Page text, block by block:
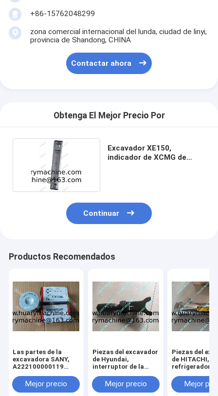
+86-15762048299
zona comercial internacional del lunda, ciudad de linyi,
provincia de Shandong, CHINA
Contactar ahora
Obtenga El Mejor Precio Por
Excavador XE150,
indicador de XCMG de
Continuar
Productos Recomendados
Las partes de la
excavadora SANY,
A222100000119
Mejor precio
Piezas del excavador
de Hyundai,
interruptor de la
00072Mejor precio
Piezas del
de HITACHI,
refrigerador
recirculación
gases de
Mejor